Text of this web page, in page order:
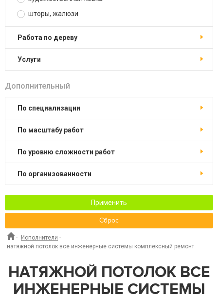
шторы, жалюзи
работа по дереву
услуги
Дополнительный
по специализации
по масштабу работ
по уровню сложности работ
по организованности
Применить
Сброс
- Исполнители -
натяжной потолок все инженерные системы комплексный ремонт
НАТЯЖНОЙ ПОТОЛОК ВСЕ
ИНЖЕНЕРНЫЕ СИСТЕМЫ